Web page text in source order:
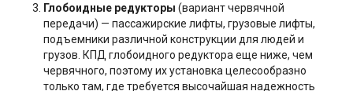
Глобоидные редукторы (вариант червячной
передачи) — пассажирские лифты, грузовые лифты,
подъемники различной конструкции для людей и
грузов. КПД глобоидного редуктора еще ниже, чем
червячного, поэтому их установка целесообразно
только там, где требуется высочайшая надежность